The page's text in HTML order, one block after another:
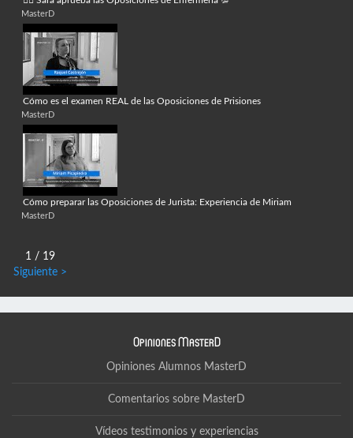
MasterD
Cómo es el examen REAL de las Oposiciones de Prisiones
MasterD
Cómo preparar las Oposiciones de Jurista: Experiencia de Miriam
MasterD
1 / 19
Siguiente >
Opiniones MasterD
Opiniones Alumnos MasterD
Comentarios sobre MasterD
Vídeos testimonios y experiencias